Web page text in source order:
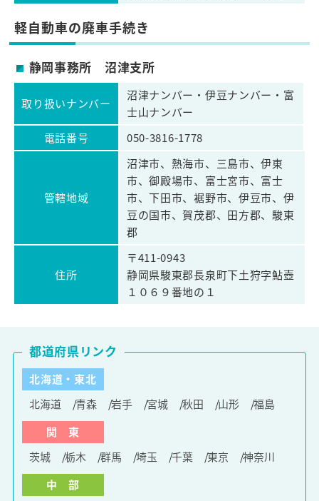
軽自動車の廃車手続き
静岡事務所 沼津支所
取り扱いナンバー
沼津ナンバー・伊豆ナンバー・富
士山ナンバー
電話番号
050-3816-1778
管轄地域
沼津市、熱海市、三島市、伊東
市、御殿場市、富士宮市、富士
市、下田市、裾野市、伊豆市、伊
豆の国市、賀茂郡、田方郡、駿東
郡
住所
〒411-0943
静岡県駿東郡長泉町下土狩字鮎壺
１０６９番地の１
北海道・東北
北海道
青森 岩手 宮城 秋田 山形
福島
関 東
茨城
栃木 群馬 埼玉 千葉 東京
神奈川
中 部
都道府県リンク